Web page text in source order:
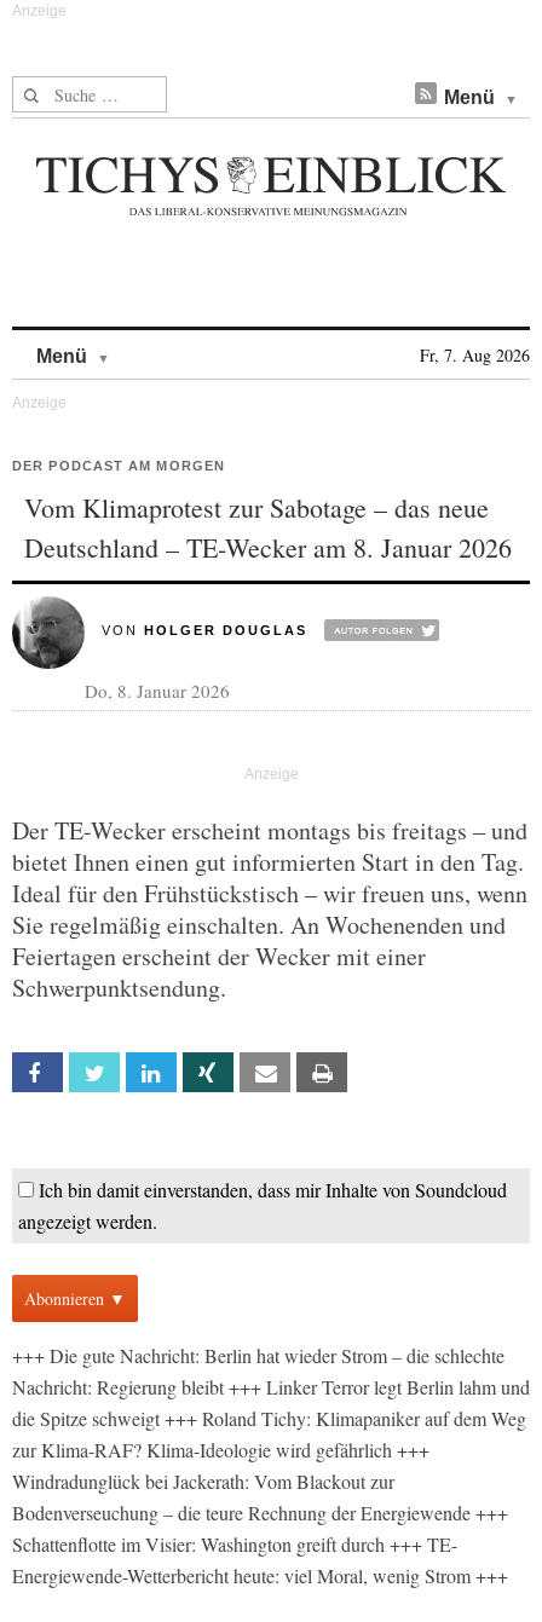
Suche nach: Menü
Menü Fr, 7. Aug 2026
DER PODCAST AM MORGEN
Vom Klimaprotest zur Sabotage – das neue
Deutschland – TE-Wecker am 8. Januar 2026
VON HOLGER DOUGLAS
Do, 8. Januar 2026
Der TE-Wecker erscheint montags bis freitags – und
bietet Ihnen einen gut informierten Start in den Tag.
Ideal für den Frühstückstisch – wir freuen uns, wenn
Sie regelmäßig einschalten. An Wochenenden und
Feiertagen erscheint der Wecker mit einer
Schwerpunktsendung.
Facebook Twitter Linkedin Xing Email
Ich bin damit einverstanden, dass mir Inhalte von Soundcloud
angezeigt werden.
Abonnieren ▼
+++ Die gute Nachricht: Berlin hat wieder Strom – die schlechte
Nachricht: Regierung bleibt +++ Linker Terror legt Berlin lahm und
die Spitze schweigt +++ Roland Tichy: Klimapaniker auf dem Weg
zur Klima-RAF? Klima-Ideologie wird gefährlich +++
Windradunglück bei Jackerath: Vom Blackout zur
Bodenverseuchung – die teure Rechnung der Energiewende +++
Schattenflotte im Visier: Washington greift durch +++ TE-
Energiewende-Wetterbericht heute: viel Moral, wenig Strom +++